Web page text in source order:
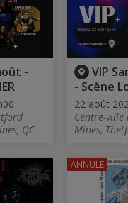
-
QC
VIP
- Scène
22 août
Centre-ville
Mines,
ANNULÉ